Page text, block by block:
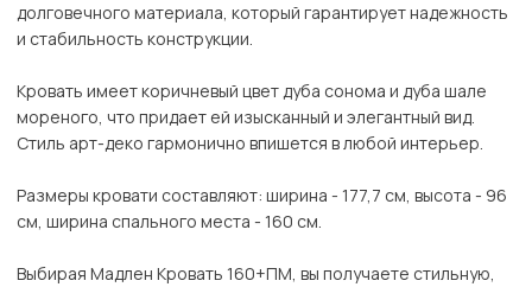
долговечного материала, который гарантирует надежность
и стабильность конструкции.
Кровать имеет коричневый цвет дуба сонома и дуба шале
мореного, что придает ей изысканный и элегантный вид.
Стиль арт-деко гармонично впишется в любой интерьер.
Размеры кровати составляют: ширина - 177,7 см, высота - 96
см, ширина спального места - 160 см.
Выбирая Мадлен Кровать 160+ПМ, вы получаете стильную,